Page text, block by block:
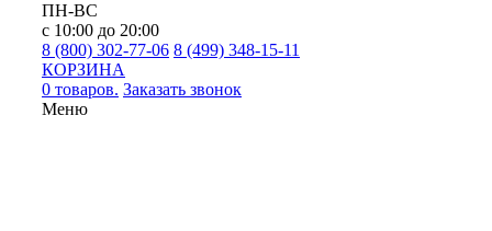
ПН-ВС
с 10:00 до 20:00
8 (800) 302-77-06 8 (499) 348-15-11
КОРЗИНА
0 товаров. Заказать звонок
Меню